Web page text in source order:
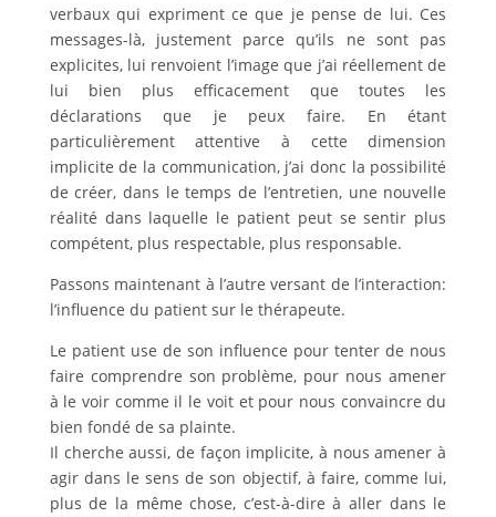
verbaux qui expriment ce que je pense de lui. Ces
messages-là, justement parce qu’ils ne sont pas
explicites, lui renvoient l’image que j’ai réellement de
lui bien plus efficacement que toutes les
déclarations que je peux faire. En étant
particulièrement attentive à cette dimension
implicite de la communication, j’ai donc la possibilité
de créer, dans le temps de l’entretien, une nouvelle
réalité dans laquelle le patient peut se sentir plus
compétent, plus respectable, plus responsable.
Passons maintenant à l’autre versant de l’interaction:
l’influence du patient sur le thérapeute.
Le patient use de son influence pour tenter de nous
faire comprendre son problème, pour nous amener
à le voir comme il le voit et pour nous convaincre du
bien fondé de sa plainte.
Il cherche aussi, de façon implicite, à nous amener à
agir dans le sens de son objectif, à faire, comme lui,
plus de la même chose, c’est-à-dire à aller dans le